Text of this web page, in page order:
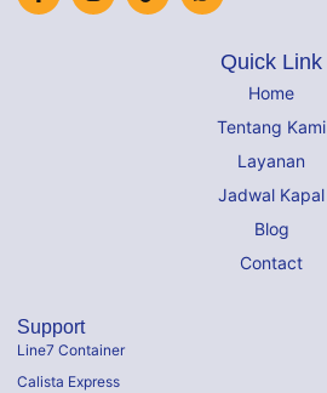
Quick Link
Home
Tentang Kami
Layanan
Jadwal Kapal
Blog
Contact
Support
Line7 Container
Calista Express